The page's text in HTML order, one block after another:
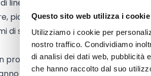
Questo sito web utilizza i cookie
Utilizziamo i cookie per
nostro traffico. Condividiamo
di analisi dei dati web, pubblicità
che hanno raccolto dal suo
linee guida, documenti tecnici e
pianificare, pilotare, implementare
di screening del cancro alla
progetto pilota per ogni sotto-